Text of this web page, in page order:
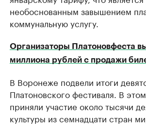
необоснованным завышением
коммунальную услугу.
Организаторы Платоновфеста
миллиона рублей с продажи
В Воронеже подвели итоги
Платоновского фестиваля. В
приняли участие около тысячи
культуры из семнадцати стран